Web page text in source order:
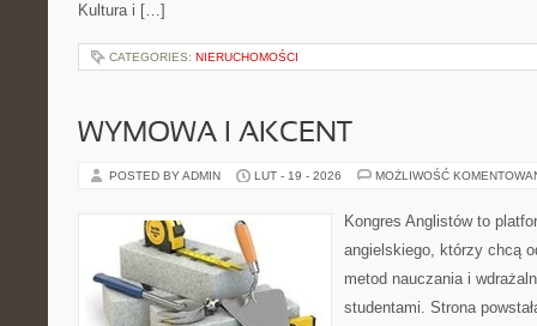
Kultura i […]
CATEGORIES: NIERUCHOMOŚCI
WYMOWA I AKCENT
POSTED BY ADMIN LUT - 19 - 2026 MOŻLIWOŚĆ
Kongres Anglistów to
angielskiego, którzy chcą
metod nauczania i
studentami. Strona